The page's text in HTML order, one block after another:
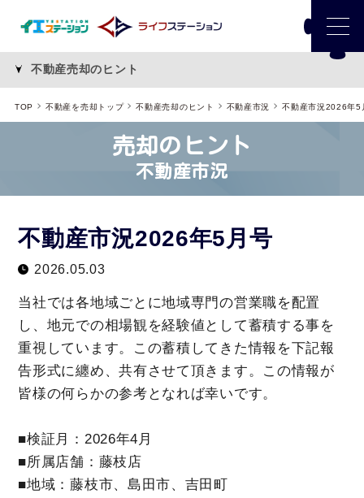
不動産売却のヒント
TOP 不動産を売却トップ 不動産売却のヒント 不動産市況 不動産市況2026年5
売却のヒント
不動産市況
不動産市況2026年5月号
2026.05.03
当社では各地域ごとに地域専門の営業職を配置
し、地元での相場観を経験値として蓄積する事を
重視しています。この蓄積してきた情報を下記報
告形式に纏め、共有させて頂きます。この情報が
皆様の何らかの参考となれば幸いです。
■検証月：2026年4月
■所属店舗：藤枝店
■地域：藤枝市、島田市、吉田町